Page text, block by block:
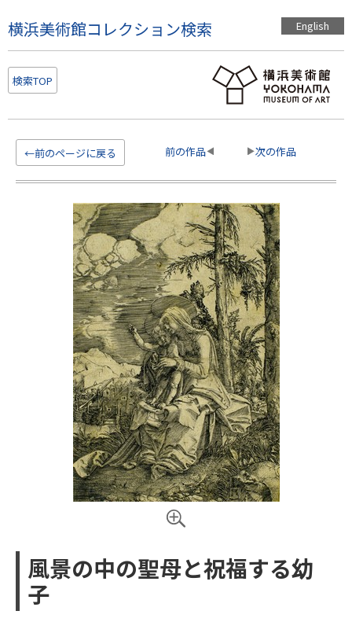
の
ペ
ー
本
横浜美術館コレクション検索 English
検索TOP
←前のページに戻る 前の作品 次の作品
風景の中の聖母と祝福する幼
子